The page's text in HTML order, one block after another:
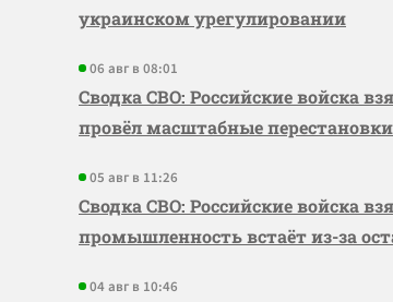
украинском урегулировании
06 авг в 08:01
Сводка СВО: Российские войска
провёл масштабные
05 авг в 11:26
Сводка СВО: Российские войска
промышленность встаёт из-за
04 авг в 10:46